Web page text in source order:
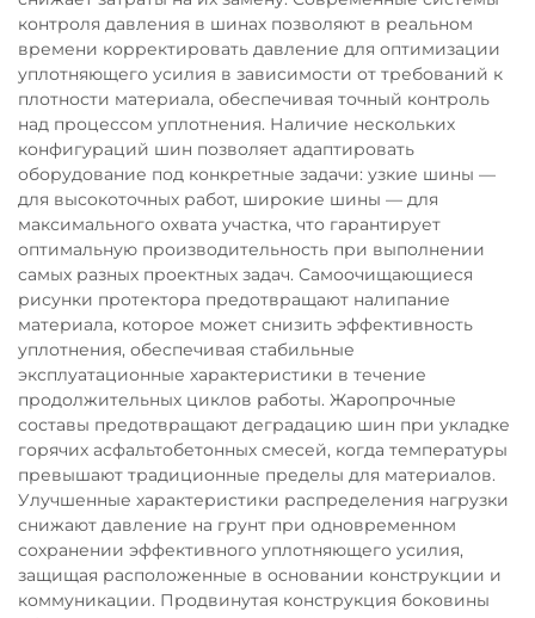
контроля давления в шинах позволяют в реальном
времени корректировать давление для оптимизации
уплотняющего усилия в зависимости от требований к
плотности материала, обеспечивая точный контроль
над процессом уплотнения. Наличие нескольких
конфигураций шин позволяет адаптировать
оборудование под конкретные задачи: узкие шины —
для высокоточных работ, широкие шины — для
максимального охвата участка, что гарантирует
оптимальную производительность при выполнении
самых разных проектных задач. Самоочищающиеся
рисунки протектора предотвращают налипание
материала, которое может снизить эффективность
уплотнения, обеспечивая стабильные
эксплуатационные характеристики в течение
продолжительных циклов работы. Жаропрочные
составы предотвращают деградацию шин при укладке
горячих асфальтобетонных смесей, когда температуры
превышают традиционные пределы для материалов.
Улучшенные характеристики распределения нагрузки
снижают давление на грунт при одновременном
сохранении эффективного уплотняющего усилия,
защищая расположенные в основании конструкции и
коммуникации. Продвинутая конструкция боковины